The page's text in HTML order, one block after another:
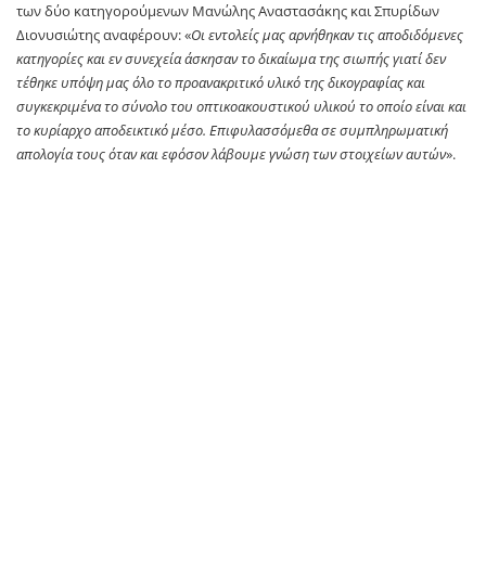
των δύο κατηγορούμενων Μανώλης Αναστασάκης και Σπυρίδων
Διονυσιώτης αναφέρουν: «Οι εντολείς μας αρνήθηκαν τις αποδιδόμενες
κατηγορίες και εν συνεχεία άσκησαν το δικαίωμα της σιωπής γιατί δεν
τέθηκε υπόψη μας όλο το προανακριτικό υλικό της δικογραφίας και
συγκεκριμένα το σύνολο του οπτικοακουστικού υλικού το οποίο είναι και
το κυρίαρχο αποδεικτικό μέσο. Επιφυλασσόμεθα σε συμπληρωματική
απολογία τους όταν και εφόσον λάβουμε γνώση των στοιχείων αυτών».